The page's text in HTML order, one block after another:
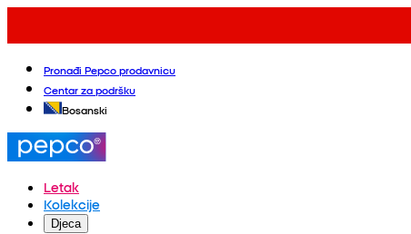
Pronađi Pepco prodavnicu
Centar za podršku
Bosanski
Letak
Kolekcije
Djeca